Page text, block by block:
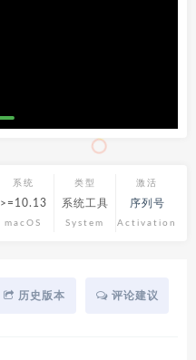
系统
>=10.13
macOS
类型
系统工具
System
激活
序列号
Activation
历史版本 评论建议